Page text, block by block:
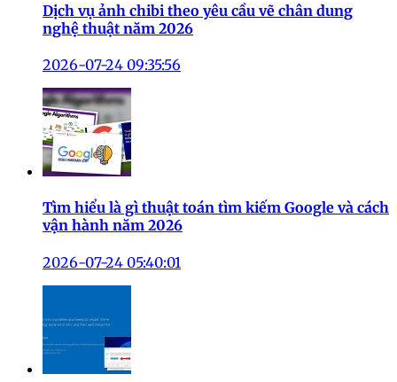
Dịch vụ ảnh chibi theo yêu cầu vẽ chân dung
nghệ thuật năm 2026
2026-07-24 09:35:56
Tìm hiểu là gì thuật toán tìm kiếm Google và cách
vận hành năm 2026
2026-07-24 05:40:01